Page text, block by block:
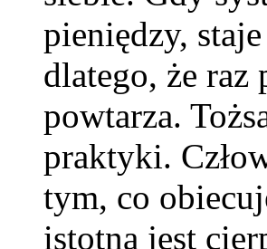
pieniędzy,
dlatego, że raz
powtarza.
praktyki.
tym, co
istotna jest